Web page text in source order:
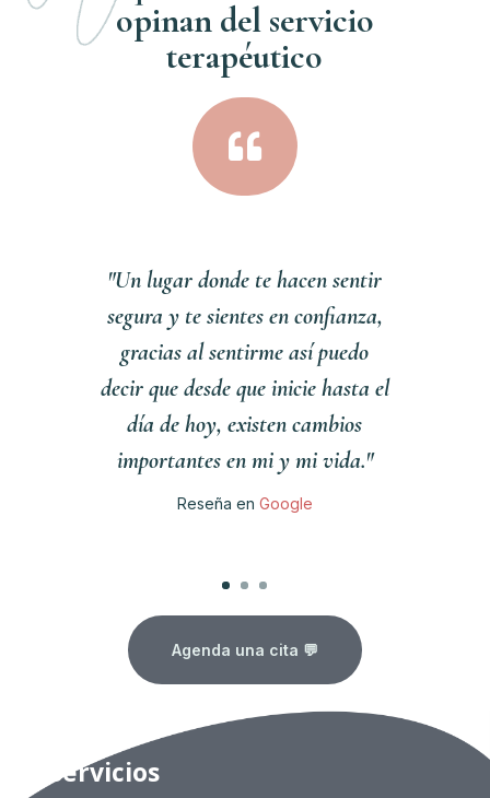
opinan del servicio
terapéutico

"Un lugar donde te hacen sentir
segura y te sientes en confianza,
gracias al sentirme así puedo
decir que desde que inicie hasta el
día de hoy, existen cambios
importantes en mi y mi vida."
Reseña en Google
Agenda una cita 💬
Servicios